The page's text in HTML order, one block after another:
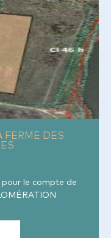
FERME DES
le compte de